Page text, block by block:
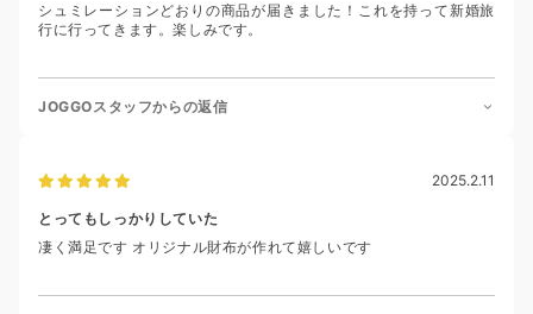
シュミレーションどおりの商品が届きました！これを持って新婚旅
行に行ってきます。楽しみです。
JOGGOスタッフからの返信
2025.2.11
とってもしっかりしていた
凄く満足です オリジナル財布が作れて嬉しいです